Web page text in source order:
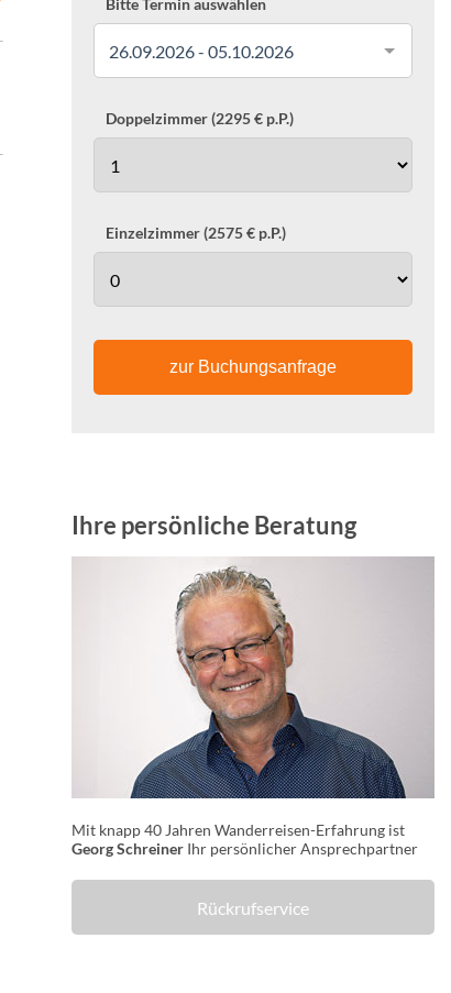
Bitte Termin auswählen
26.09.2026 - 05.10.2026
Doppelzimmer (2295 € p.P.)
Einzelzimmer (2575 € p.P.)
zur Buchungsanfrage
Ihre persönliche Beratung
Mit knapp 40 Jahren Wanderreisen-Erfahrung ist
Georg Schreiner Ihr persönlicher Ansprechpartner
Rückrufservice